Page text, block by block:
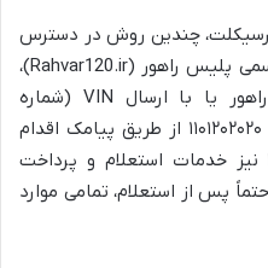
چندین روش در دسترس
است: می توانید از طریق سایت رسمی پلیس راهور (Rahvar120.ir)،
اپلیکیشن های موبایلی پلیس راهور یا با ارسال VIN (شماره
شناسایی وسیله نقلیه) به شماره ۱۱۰۱۲۰۲۰۲۰ از طریق پیامک اقدام
کنید. همچنین، دفاتر پلیس +۱۰ نیز خدمات استعلام و پرداخت
پس از استعلام، تمامی موارد